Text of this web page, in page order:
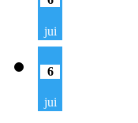
jui
6
jui